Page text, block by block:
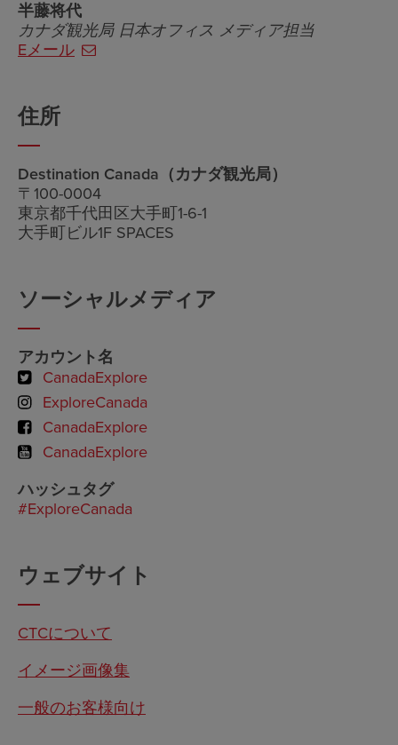
半藤将代
カナダ観光局 日本オフィス メディア担当
Eメール
住所
Destination Canada（カナダ観光局）
〒100-0004
東京都千代田区大手町1-6-1
大手町ビル1F SPACES
ソーシャルメディア
アカウント名
CanadaExplore
ExploreCanada
CanadaExplore
CanadaExplore
ハッシュタグ
#ExploreCanada
ウェブサイト
CTCについて
イメージ画像集
一般のお客様向け